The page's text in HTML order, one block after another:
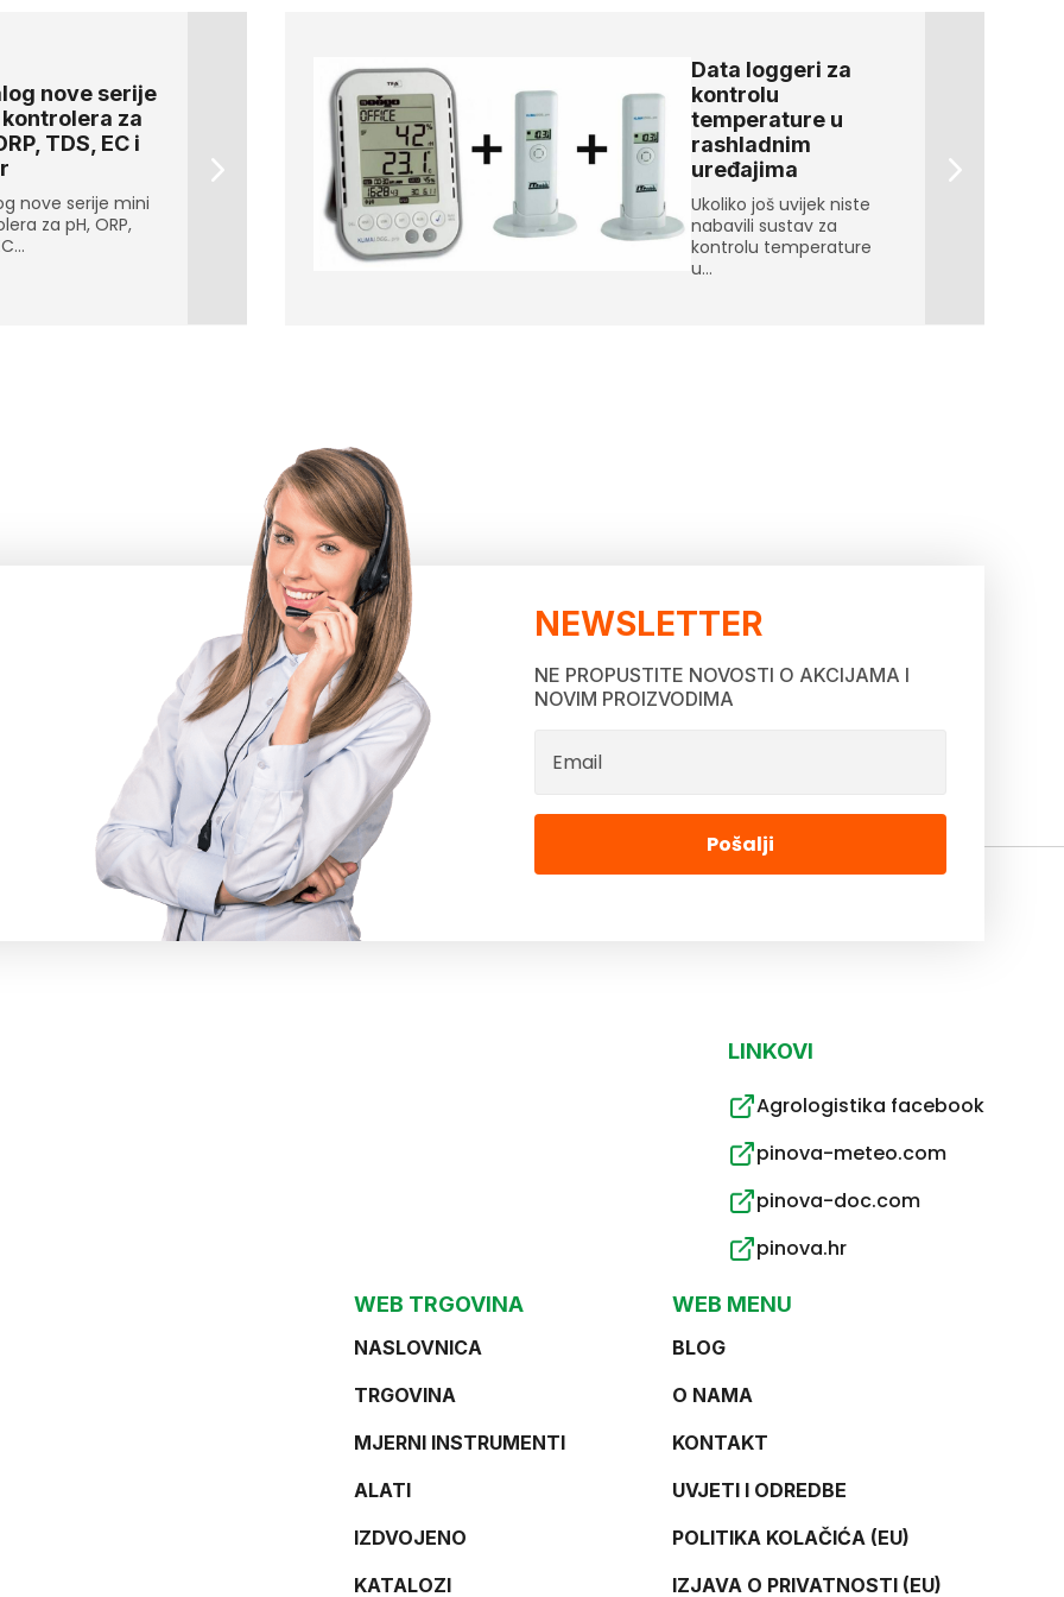
nove serije
za
TDS, EC i
nove serije mini
za pH, ORP,
Data loggeri za
kontrolu
temperature u
rashladnim
uređajima
Ukoliko još uvijek niste
nabavili sustav za
kontrolu temperature
u...
NEWSLETTER
NE PROPUSTITE NOVOSTI O AKCIJAMA I
NOVIM PROIZVODIMA
Pošalji
LINKOVI
Agrologistika facebook
pinova-meteo.com
pinova-doc.com
pinova.hr
WEB TRGOVINA
NASLOVNICA
TRGOVINA
MJERNI INSTRUMENTI
ALATI
IZDVOJENO
KATALOZI
WEB MENU
BLOG
O NAMA
KONTAKT
UVJETI I ODREDBE
POLITIKA KOLAČIĆA (EU)
IZJAVA O PRIVATNOSTI (EU)